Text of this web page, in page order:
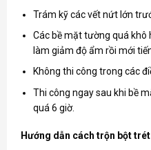
Trám kỹ các vết nứt lớn
Các bề mặt tường quá
làm giảm độ ẩm rồi mới
Không thi công trong các
Thi công ngay sau khi bề
quá 6 giờ.
Hướng dẫn cách trộn bột